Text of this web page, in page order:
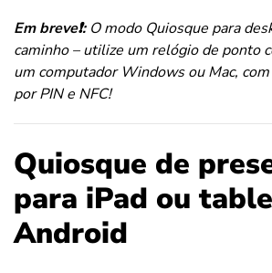
Em breve❗️:O modo Quiosque para
caminho – utilize um relógio de ponto
um computador Windows ou Mac,
por PIN e NFC!
Quiosque de
para iPad ou
Android